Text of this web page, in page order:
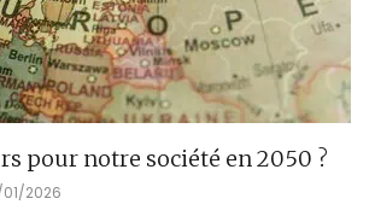
pour notre société en 2050 ?
2026